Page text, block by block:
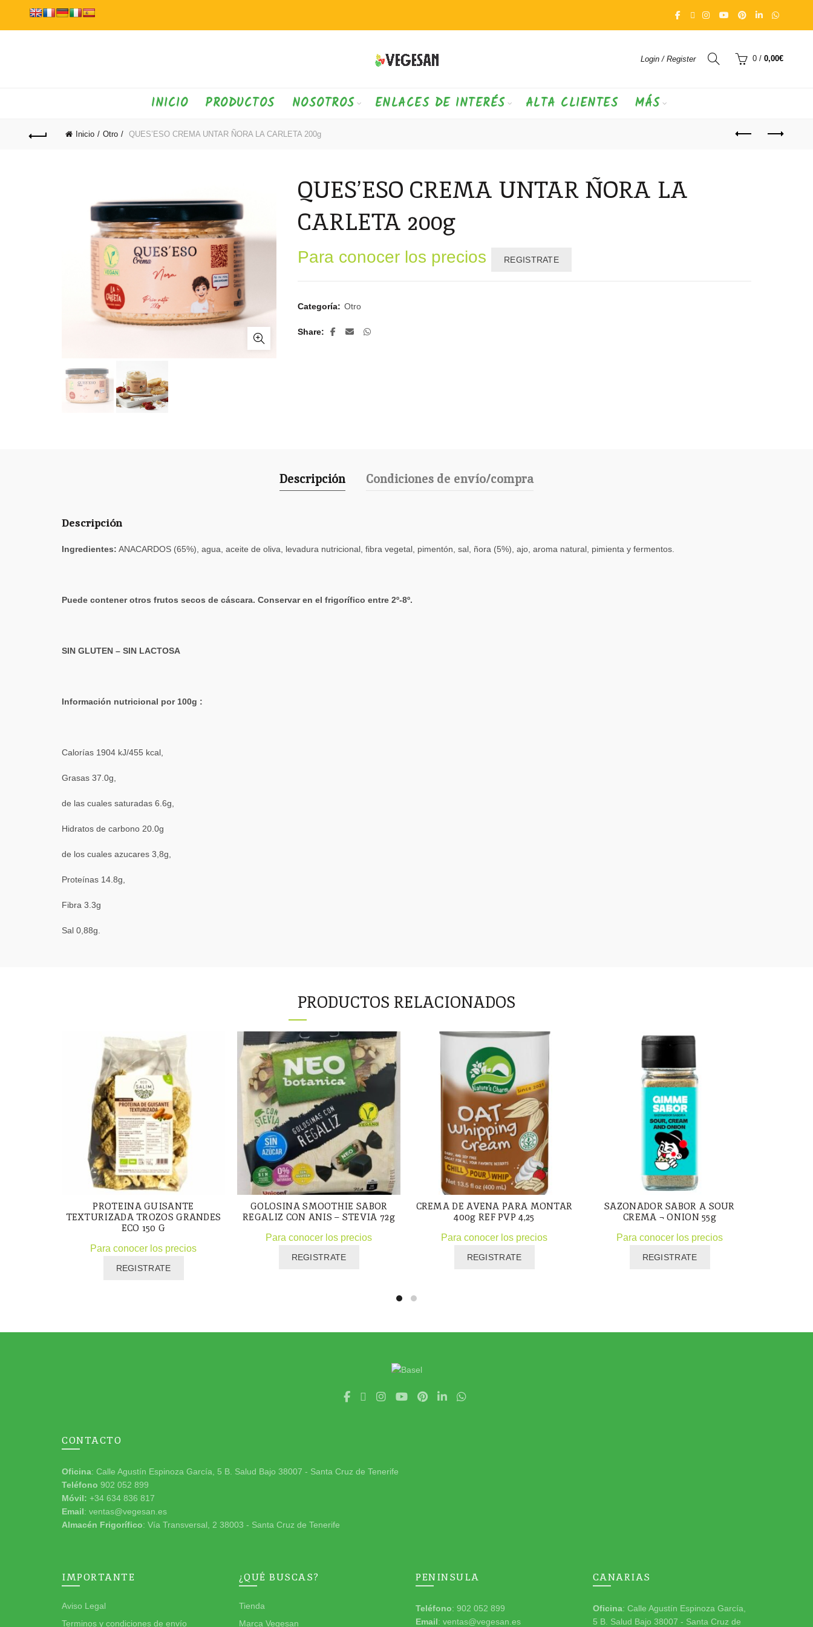
Login / Register 0 / 0,00€
INICIO PRODUCTOS NOSOTROS ENLACES DE INTERÉS ALTA CLIENTES MÁS
Inicio Otro QUES’ESO CREMA UNTAR ÑORA LA CARLETA 200g
QUES’ESO CREMA UNTAR ÑORA LA
CARLETA 200g
Para conocer los precios REGISTRATE
Categoría: Otro
Share
Descripción Condiciones de envío/compra
Descripción
Ingredientes: ANACARDOS (65%), agua, aceite de oliva, levadura nutricional, fibra vegetal, pimentón, sal, ñora (5%), ajo, aroma natural, pimienta y fermentos.
Puede contener otros frutos secos de cáscara. Conservar en el frigorífico entre 2º-8º.
SIN GLUTEN – SIN LACTOSA
Información nutricional por 100g :
Calorías 1904 kJ/455 kcal,
Grasas 37.0g,
de las cuales saturadas 6.6g,
Hidratos de carbono 20.0g
de los cuales azucares 3,8g,
Proteínas 14.8g,
Fibra 3.3g
Sal 0,88g.
PRODUCTOS RELACIONADOS
PROTEINA GUISANTE
TEXTURIZADA TROZOS GRANDES
ECO 150 G
Para conocer los precios
REGISTRATE
GOLOSINA SMOOTHIE SABOR
REGALIZ CON ANIS – STEVIA 72g
Para conocer los precios
REGISTRATE
CREMA DE AVENA PARA MONTAR
400g REF PVP 4,25
Para conocer los precios
REGISTRATE
SAZONADOR SABOR A SOUR
CREMA ¬ ONION 55g
Para conocer los precios
REGISTRATE
CONTACTO
Oficina: Calle Agustín Espinoza García, 5 B. Salud Bajo 38007 - Santa Cruz de Tenerife
Teléfono 902 052 899
Móvil: +34 634 836 817
Email: ventas@vegesan.es
Almacén Frigorífico: Vía Transversal, 2 38003 - Santa Cruz de Tenerife
IMPORTANTE
Aviso Legal
Terminos y condiciones de envío
¿QUÉ BUSCAS?
Tienda
Marca Vegesan
PENINSULA
Teléfono: 902 052 899
Email: ventas@vegesan.es
CANARIAS
Oficina: Calle Agustín Espinoza García,
5 B. Salud Bajo 38007 - Santa Cruz de